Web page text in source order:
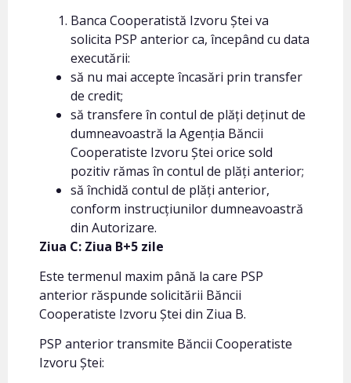
Banca Cooperatistă Izvoru Ștei va
solicita PSP anterior ca, începând cu data
executării:
să nu mai accepte încasări prin transfer
de credit;
să transfere în contul de plăți deținut de
dumneavoastră la Agenția Băncii
Cooperatiste Izvoru Ștei orice sold
pozitiv rămas în contul de plăți anterior;
să închidă contul de plăți anterior,
conform instrucțiunilor dumneavoastră
din Autorizare.
Ziua C: Ziua B+5 zile
Este termenul maxim până la care PSP
anterior răspunde solicitării Băncii
Cooperatiste Izvoru Ștei din Ziua B.
PSP anterior transmite Băncii Cooperatiste
Izvoru Ștei: